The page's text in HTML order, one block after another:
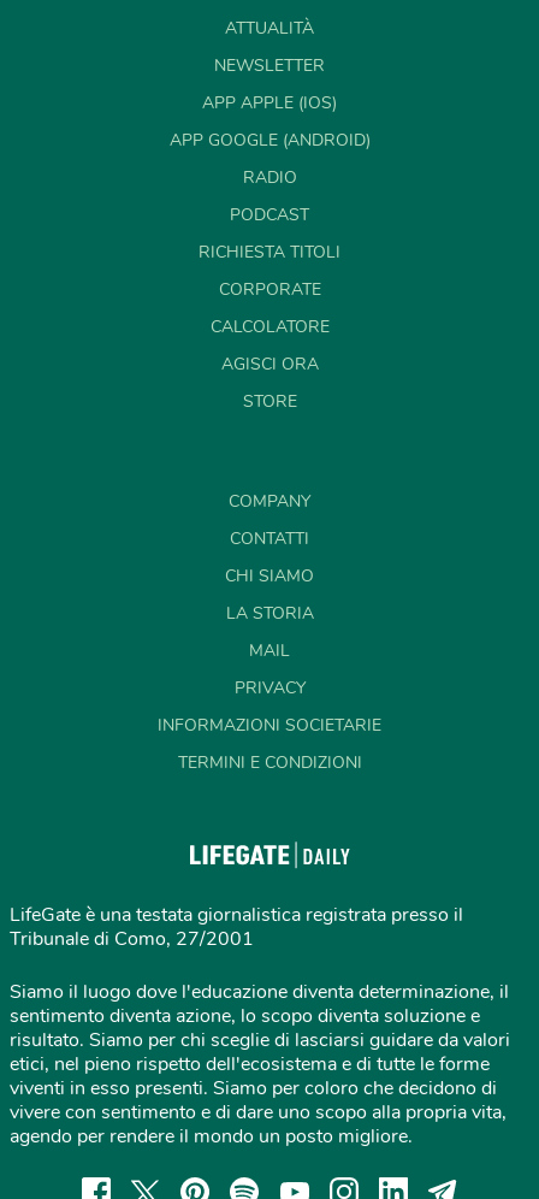
ATTUALITÀ
NEWSLETTER
APP APPLE (IOS)
APP GOOGLE (ANDROID)
RADIO
PODCAST
RICHIESTA TITOLI
CORPORATE
CALCOLATORE
AGISCI ORA
STORE
COMPANY
CONTATTI
CHI SIAMO
LA STORIA
MAIL
PRIVACY
INFORMAZIONI SOCIETARIE
TERMINI E CONDIZIONI
LifeGate è una testata giornalistica registrata presso il
Tribunale di Como, 27/2001
Siamo il luogo dove l'educazione diventa determinazione, il
sentimento diventa azione, lo scopo diventa soluzione e
risultato. Siamo per chi sceglie di lasciarsi guidare da valori
etici, nel pieno rispetto dell'ecosistema e di tutte le forme
viventi in esso presenti. Siamo per coloro che decidono di
vivere con sentimento e di dare uno scopo alla propria vita,
agendo per rendere il mondo un posto migliore.